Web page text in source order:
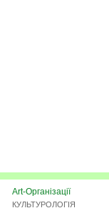
Art-Організації
КУЛЬТУРОЛОГІЯ